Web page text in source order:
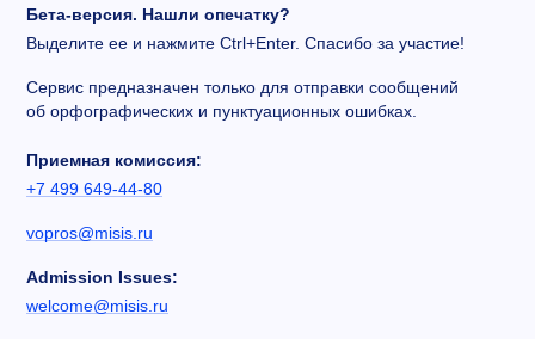
Бета-версия. Нашли опечатку?
Выделите ее и нажмите Ctrl+Enter. Спасибо за участие!
Сервис предназначен только для отправки сообщений
об орфографических и пунктуационных ошибках.
Приемная комиссия:
+7 499 649-44-80
vopros@misis.ru
Admission Issues:
welcome@misis.ru